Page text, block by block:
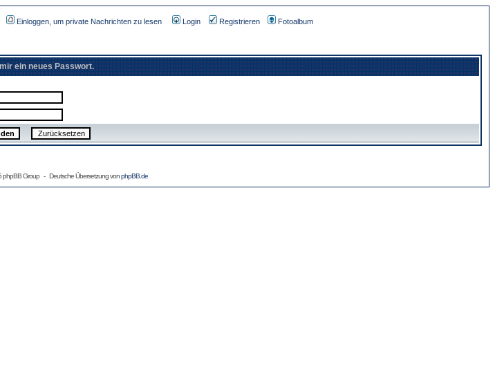
Einloggen, um private Nachrichten zu lesen Login Registrieren Fotoalbum
ein neues Passwort.
phpBB Group - Deutsche Übersetzung vonphpBB.de